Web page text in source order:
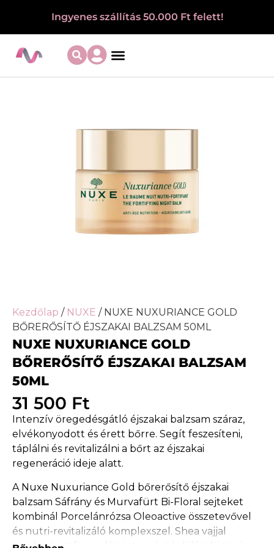
Ingyenes szállítás 50.000 Ft felett!
Kezdőlap / NUXE / NUXE NUXURIANCE GOLD
BŐRERŐSÍTŐ ÉJSZAKAI BALZSAM 50ML
NUXE NUXURIANCE GOLD
BŐRERŐSÍTŐ ÉJSZAKAI BALZSAM
50ML
31 500 Ft
Intenzív öregedésgátló éjszakai balzsam száraz,
elvékonyodott és érett bőrre. Segít feszesíteni,
táplálni és revitalizálni a bőrt az éjszakai
regeneráció ideje alatt.
A Nuxe Nuxuriance Gold bőrerősítő éjszakai
balzsam Sáfrány és Murvafürt Bi-Floral sejteket
kombinál Porcelánrózsa Oleoactive összetevővel
és nutri-revitalizáló komplexszel. Shea vajjal